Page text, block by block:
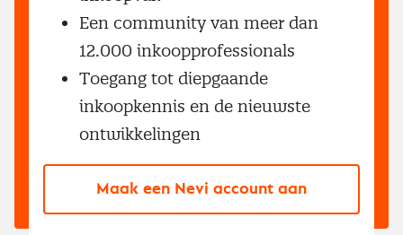
Een community van meer dan
12.000 inkoopprofessionals
Toegang tot diepgaande
inkoopkennis en de nieuwste
ontwikkelingen
Maak een Nevi account aan